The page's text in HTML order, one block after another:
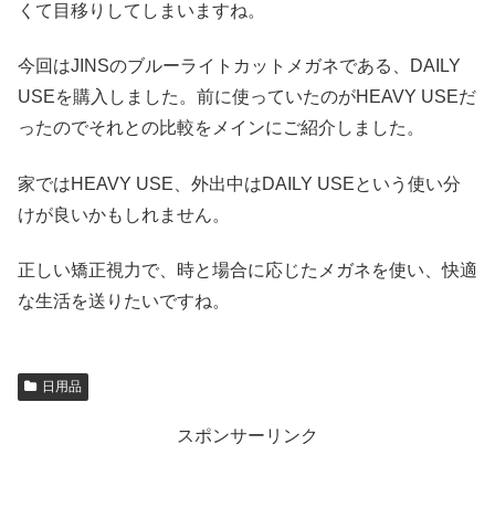
くて目移りしてしまいますね。
今回はJINSのブルーライトカットメガネである、DAILY
USEを購入しました。前に使っていたのがHEAVY USEだ
ったのでそれとの比較をメインにご紹介しました。
家ではHEAVY USE、外出中はDAILY USEという使い分
けが良いかもしれません。
正しい矯正視力で、時と場合に応じたメガネを使い、快適
な生活を送りたいですね。
日用品
スポンサーリンク